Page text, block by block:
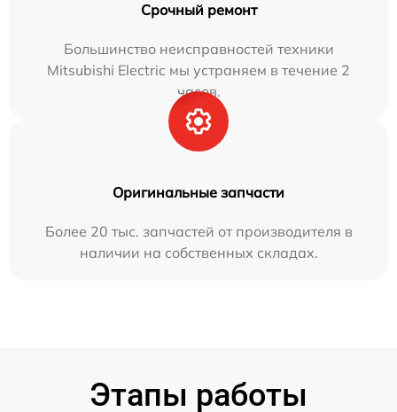
Срочный ремонт
Большинство неисправностей техники
Mitsubishi Electric мы устраняем в течение 2
часов.
Оригинальные запчасти
Более 20 тыс. запчастей от производителя в
наличии на собственных складах.
Этапы работы